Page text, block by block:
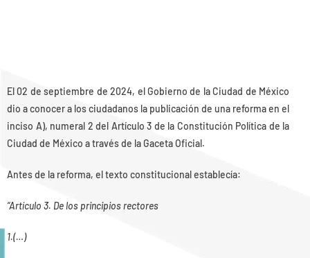
El 02 de septiembre de 2024, el Gobierno de la Ciudad de México
dio a conocer a los ciudadanos la publicación de una reforma en el
inciso A), numeral 2 del Artículo 3 de la Constitución Política de la
Ciudad de México a través de la Gaceta Oficial.
Antes de la reforma, el texto constitucional establecía:
“Artículo 3. De los principios rectores
1.(…)